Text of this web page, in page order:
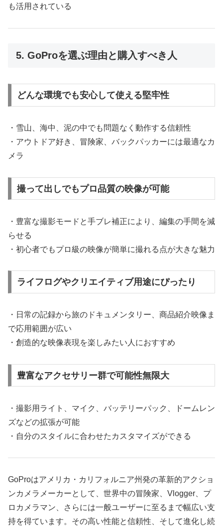
も活用されている
5. GoProを選ぶ理由と購入すべき人
どんな環境でも安心して使える堅牢性
・雪山、海中、泥の中でも問題なく動作する信頼性
・アウトドア好き、冒険家、バックパッカーには最適なカ
メラ
撮って出しでもプロ品質の映像が可能
・豊富な撮影モードと手ブレ補正により、編集の手間を減
らせる
・初心者でもプロ級の映像が簡単に撮れる点が大きな魅力
ライフログやクリエイティブ用途にぴったり
・日常の記録から旅のドキュメンタリー、商品紹介映像ま
で応用範囲が広い
・創造的な映像表現を楽しみたい人におすすめ
豊富なアクセサリー群で可能性無限大
・撮影用ライト、マイク、バッテリーパック、ドームレン
ズなどの拡張が可能
・自分のスタイルに合わせたカスタマイズができる
GoProはアメリカ・カリフォルニア州発の革新的アクショ
ンカメラメーカーとして、世界中の冒険家、Vlogger、プ
ロカメラマン、さらには一般ユーザーに至るまで幅広い支
持を得ています。その高い性能と信頼性、そして進化し続